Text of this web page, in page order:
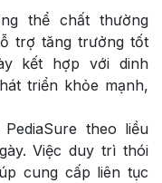
thể chất thường
trợ tăng trưởng tốt
kết hợp với dinh
triển khỏe mạnh,
theo liều
Việc duy trì thói
cung cấp liên tục